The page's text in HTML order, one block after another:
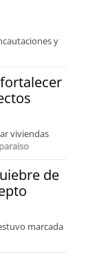
y
viviendas
de
marcada